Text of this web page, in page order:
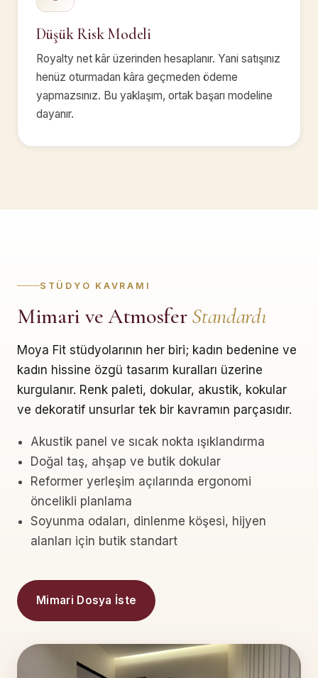
Düşük Risk Modeli
Royalty net kâr üzerinden hesaplanır. Yani satışınız
henüz oturmadan kâra geçmeden ödeme
yapmazsınız. Bu yaklaşım, ortak başarı modeline
dayanır.
STÜDYO KAVRAMI
Mimari ve AtmosferStandardı
Moya Fit stüdyolarının her biri; kadın bedenine ve
kadın hissine özgü tasarım kuralları üzerine
kurgulanır. Renk paleti, dokular, akustik, kokular
ve dekoratif unsurlar tek bir kavramın parçasıdır.
Akustik panel ve sıcak nokta ışıklandırma
Doğal taş, ahşap ve butik dokular
Reformer yerleşim açılarında ergonomi
öncelikli planlama
Soyunma odaları, dinlenme köşesi, hijyen
alanları için butik standart
Mimari Dosya İste